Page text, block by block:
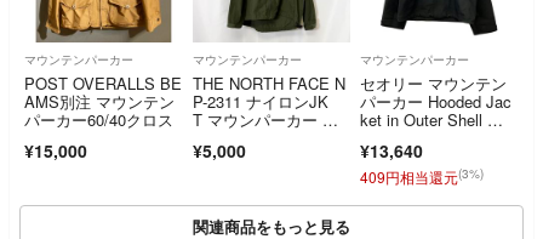
マウンテンパーカー
POST OVERALLS BE
AMS別注 マウンテン
パーカー60/40クロス
¥15,000
マウンテンパーカー
THE NORTH FACE N
P-2311 ナイロンJK
T マウンパーカー カ
ス M
¥5,000
マウンテンパーカー
セオリー マウンテン
パーカー Hooded Jac
ket in Outer Shell メ
¥13,640
409円相当還元(3%)
関連商品をもっと見る